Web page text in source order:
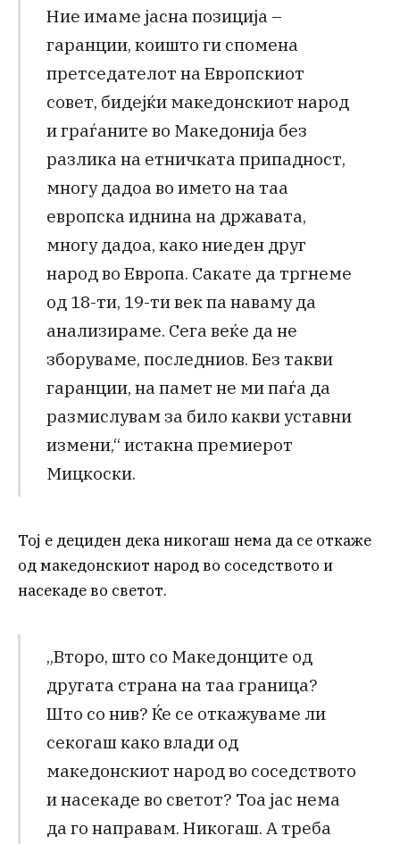
Ние имаме јасна позиција –
гаранции, коишто ги спомена
претседателот на Европскиот
совет, бидејќи македонскиот народ
и граѓаните во Македонија без
разлика на етничката припадност,
многу дадоа во името на таа
европска иднина на државата,
многу дадоа, како ниеден друг
народ во Европа. Сакате да тргнеме
од 18-ти, 19-ти век па наваму да
анализираме. Сега веќе да не
зборуваме, последниов. Без такви
гаранции, на памет не ми паѓа да
размислувам за било какви уставни
измени,“ истакна премиерот
Мицкоски.
Тој е дециден дека никогаш нема да се откаже
од македонскиот народ во соседството и
насекаде во светот.
„Второ, што со Македонците од
другата страна на таа граница?
Што со нив? Ќе се откажуваме ли
секогаш како влади од
македонскиот народ во соседството
и насекаде во светот? Тоа јас нема
да го направам. Никогаш. А треба